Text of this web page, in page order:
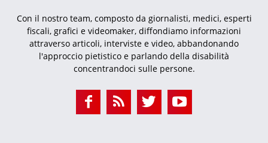
Con il nostro team, composto da giornalisti, medici, esperti
fiscali, grafici e videomaker, diffondiamo informazioni
attraverso articoli, interviste e video, abbandonando
l'approccio pietistico e parlando della disabilità
concentrandoci sulle persone.